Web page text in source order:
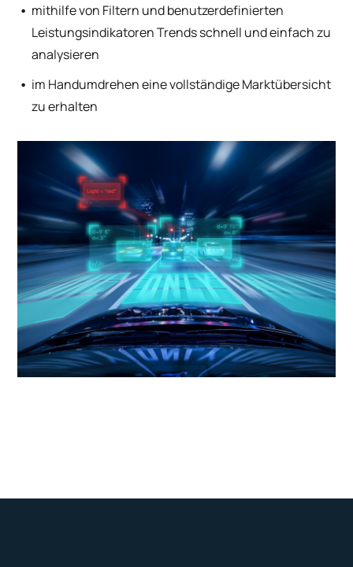
mithilfe von Filtern und benutzerdefinierten
Leistungsindikatoren Trends schnell und einfach zu
analysieren
im Handumdrehen eine vollständige Marktübersicht
zu erhalten